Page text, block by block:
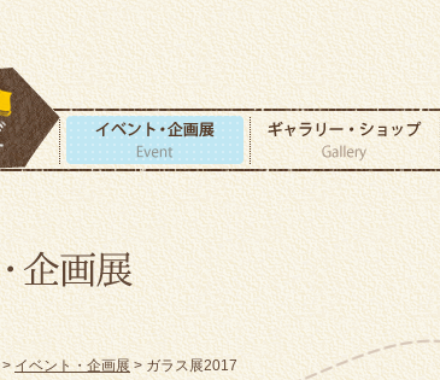
> イベント・企画展> ガラス展2017